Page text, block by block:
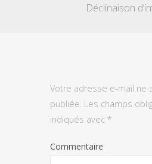
Déclinaison
Votre adresse e-mail ne
publiée. Les champs
indiqués avec *
Commentaire